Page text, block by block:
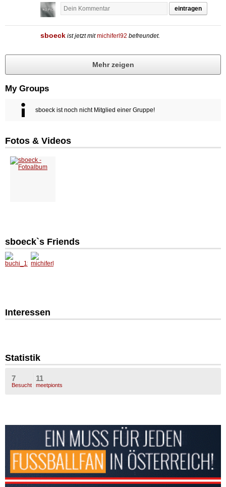
eintragen
sboeck ist jetzt mitmichiferl92 befreundet.
Mehr zeigen
My Groups
sboeck ist noch nicht Mitglied einer Gruppe!
Fotos & Videos
sboeck`s Friends
Interessen
Statistik
7
Besucht
11
meetpionts